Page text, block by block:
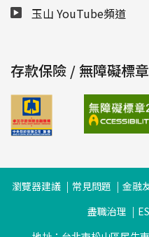
玉山 YouTube頻道
存款保險 / 無障礙標章
瀏覽器建議 常見問題 金融
盡職治理